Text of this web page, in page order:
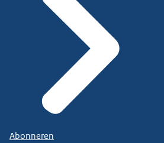
Abonneren